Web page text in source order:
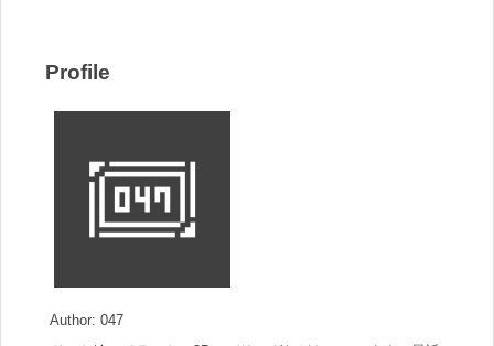
Profile
Author: 047